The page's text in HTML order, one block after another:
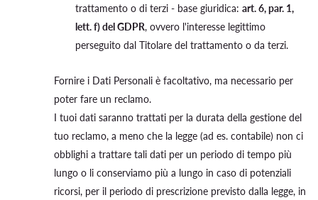
trattamento o di terzi - base giuridica: art. 6, par. 1,
lett. f) del GDPR, ovvero l'interesse legittimo
perseguito dal Titolare del trattamento o da terzi.
Fornire i Dati Personali è facoltativo, ma necessario per
poter fare un reclamo.
I tuoi dati saranno trattati per la durata della gestione del
tuo reclamo, a meno che la legge (ad es. contabile) non ci
obblighi a trattare tali dati per un periodo di tempo più
lungo o li conserviamo più a lungo in caso di potenziali
ricorsi, per il periodo di prescrizione previsto dalla legge, in